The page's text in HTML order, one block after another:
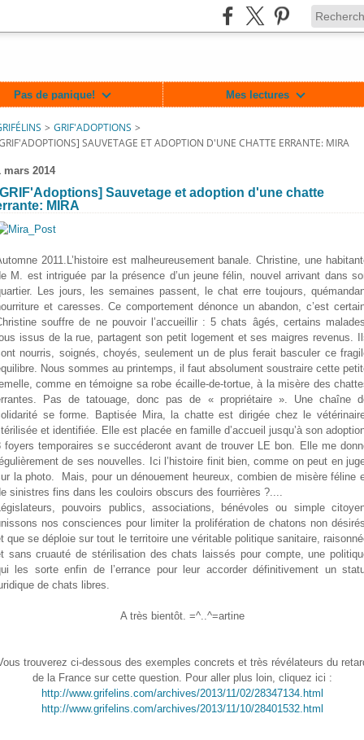
Pas de panique! Mes lectures
717364701625477
> GRIF'ADOPTIONS >
SAUVETAGE ET ADOPTION D'UNE CHATTE ERRANTE: MIRA
mars 2014
Sauvetage et adoption d'une chatte
MIRA
2011.L’histoire est malheureusement banale. Christine, une
M. est intriguée par la présence d’un jeune félin, nouvel arrivant dans
Les jours, les semaines passent, le chat erre toujours,
et caresses. Ce comportement dénonce un abandon, c’est
souffre de ne pouvoir l’accueillir : 5 chats âgés, certains
issus de la rue, partagent son petit logement et ses maigres revenus.
nourris, soignés, choyés, seulement un de plus ferait basculer ce
Nous sommes au printemps, il faut absolument soustraire cette
comme en témoigne sa robe écaille-de-tortue, à la misère des
Pas de tatouage, donc pas de « propriétaire ». Une chaîne
se forme. Baptisée Mira, la chatte est dirigée chez le
et identifiée. Elle est placée en famille d’accueil jusqu’à son
foyers temporaires se succéderont avant de trouver LE bon. Elle me
de ses nouvelles. Ici l’histoire finit bien, comme on peut en
la photo. Mais, pour un dénouement heureux, combien de misère féline
sinistres fins dans les couloirs obscurs des fourrières ?....
pouvoirs publics, associations, bénévoles ou simple
nos consciences pour limiter la prolifération de chatons non
que se déploie sur tout le territoire une véritable politique sanitaire,
sans cruauté de stérilisation des chats laissés pour compte, une
les sorte enfin de l’errance pour leur accorder définitivement un
de chats libres.
A très bientôt. =^..^=artine
trouverez ci-dessous des exemples concrets et très révélateurs du
de la France sur cette question. Pour aller plus loin, cliquez ici :
http://www.grifelins.com/archives/2013/11/02/28347134.html
http://www.grifelins.com/archives/2013/11/10/28401532.html